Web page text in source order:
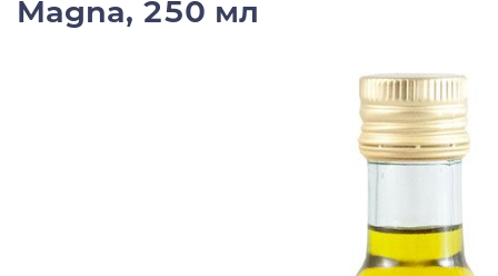
Magna, 250 мл